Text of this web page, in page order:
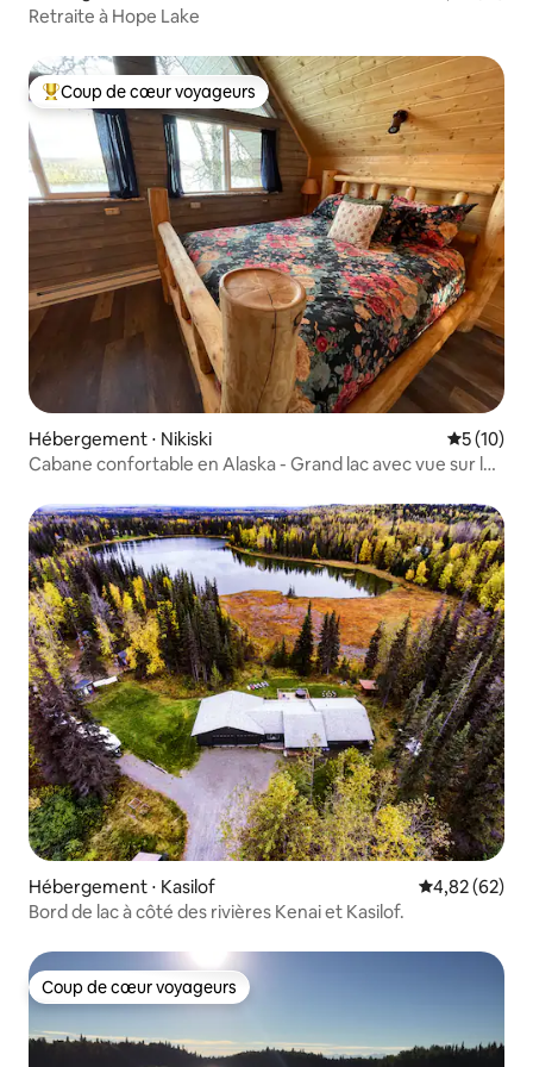
Retraite à Hope Lake
Coups de cœur voyageurs les plus appréciés
Coup de cœur voyageurs
Hébergement ⋅ Nikiski
5 (10)
Cabane confortable en Alaska - Grand lac avec vue sur la
Hébergement ⋅ Kasilof Évaluation
4,82 (62)
Bord de lac à côté des rivières Kenai et Kasilof.
Coup de cœur voyageurs
Coup de cœur voyageurs